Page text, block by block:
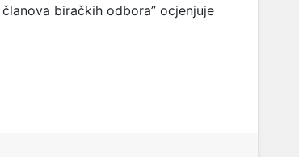
biračkih odbora” ocjenjuje